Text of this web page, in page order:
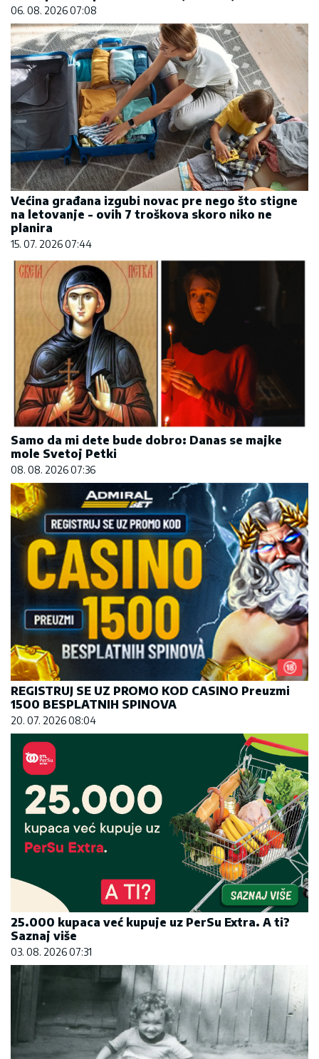
06. 08. 2026 07:08
Većina građana izgubi novac pre nego što stigne
na letovanje - ovih 7 troškova skoro niko ne
planira
15. 07. 2026 07:44
Samo da mi dete bude dobro: Danas se majke
mole Svetoj Petki
08. 08. 2026 07:36
REGISTRUJ SE UZ PROMO KOD CASINO Preuzmi
1500 BESPLATNIH SPINOVA
20. 07. 2026 08:04
25.000 kupaca već kupuje uz PerSu Extra. A ti?
Saznaj više
03. 08. 2026 07:31